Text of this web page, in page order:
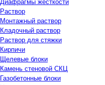
Раствор
Монтажный раствор
Кладочный раствор
Раствор для стяжки
Кирпичи
Щелевые блоки
Камень стеновой СКЦ
Газобетонные блоки